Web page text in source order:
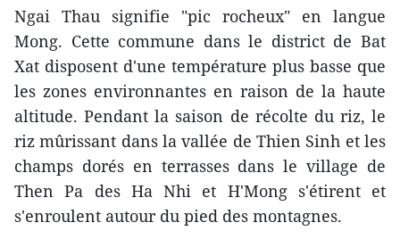
Ngai Thau signifie "pic rocheux" en langue
Mong. Cette commune dans le district de Bat
Xat disposent d'une température plus basse que
les zones environnantes en raison de la haute
altitude. Pendant la saison de récolte du riz, le
riz mûrissant dans la vallée de Thien Sinh et les
champs dorés en terrasses dans le village de
Then Pa des Ha Nhi et H'Mong s'étirent et
s'enroulent autour du pied des montagnes.